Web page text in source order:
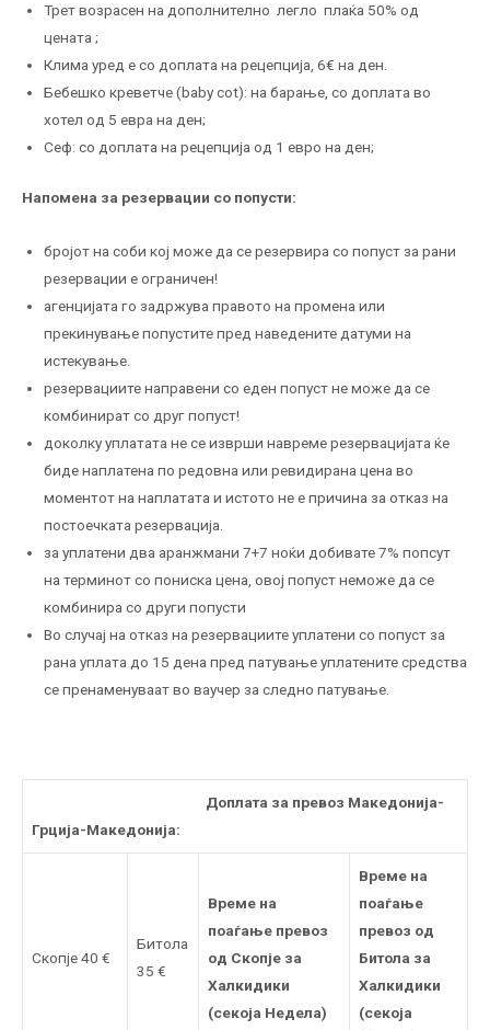
Трет возрасен на дополнително легло плаќа 50% од
цената ;
Клима уред е со доплата на рецепција, 6€ на ден.
Бебешко креветче (baby cot): на барање, со доплата во
хотел од 5 евра на ден;
Сеф: со доплата на рецепција од 1 евро на ден;
Напомена за резервации со попусти:
бројот на соби кој може да се резервира со попуст за рани
резервации е ограничен!
агенцијата го задржува правото на промена или
прекинување попустите пред наведените датуми на
истекување.
резервациите направени со еден попуст не може да се
комбинират со друг попуст!
доколку уплатата не се изврши навреме резервацијата ќе
биде наплатена по редовна или ревидирана цена во
моментот на наплатата и истото не е причина за отказ на
постоечката резервација.
за уплатени два аранжмани 7+7 ноќи добивате 7% попсут
на терминот со пониска цена, овој попуст неможе да се
комбинира со други попусти
Во случај на отказ на резервациите уплатени со попуст за
рана уплата до 15 дена пред патување уплатените средства
се пренаменуваат во ваучер за следно патување.
Доплата за превоз Македонија-
Грција-Македонија:
Скопје 40 €
Битола
35 €
Време на
поаѓање превоз
од Скопје за
Халкидики
(секоја Недела)
Време на
поаѓање
превоз од
Битола за
Халкидики
(секоја